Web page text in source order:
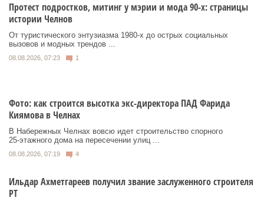
Протест подростков, митинг у мэрии и мода 90-х: страницы
истории Челнов
От туристического энтузиазма 1980‑х до острых социальных
вызовов и модных трендов ...
08.08.2026, 07:23 1
Фото: как строится высотка экс-директора ПАД Фарида
Киямова в Челнах
В Набережных Челнах вовсю идет строительство спорного
25‑этажного дома на пересечении улиц ...
08.08.2026, 07:19 4
Ильдар Ахметгареев получил звание заслуженного строителя
РТ